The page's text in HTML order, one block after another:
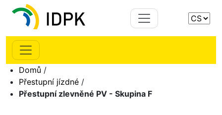
Domů /
Přestupní jízdné /
Přestupní zlevněné PV - Skupina F